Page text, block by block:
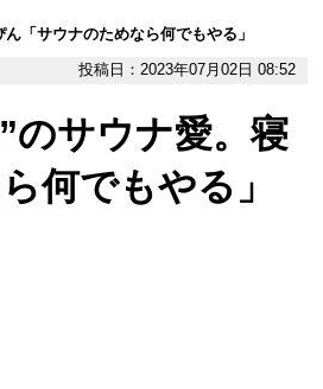
「サウナのためなら何でもやる」
投稿日：2023年07月02日 08:52
のサウナ愛。寝
何でもやる」